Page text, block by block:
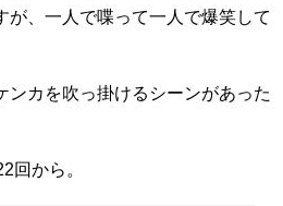
が、一人で喋って一人で爆笑して
ンカを吹っ掛けるシーンがあった
回から。